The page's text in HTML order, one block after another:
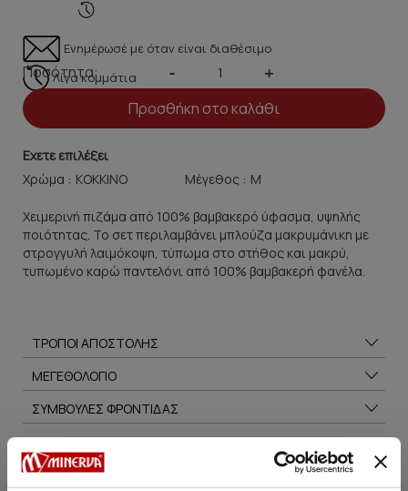
Ενημέρωσέ με όταν είναι διαθέσιμο
Λίγα κομμάτια
Ποσότητα: - +
Προσθήκη στο καλάθι
Εχετε επιλέξει
Χρώμα :
Μέγεθος :
Χειμερινή πιζάμα από 100% βαμβακερό ύφασμα, υψηλής
ποιότητας. Το σετ περιλαμβάνει μπλούζα μακρυμάνικη με
στρογγυλή λαιμόκοψη, τύπωμα στο στήθος και μακρύ,
τυπωμένο καρώ παντελόνι από 100% βαμβακερή φανέλα.
ΤΡΟΠΟΙ ΑΠΟΣΤΟΛΗΣ
ΜΕΓΕΘΟΛΟΓΙΟ
ΣΥΜΒΟΥΛΕΣ ΦΡΟΝΤΙΔΑΣ